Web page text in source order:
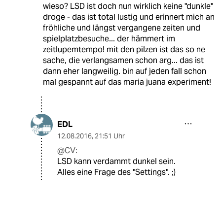
wieso? LSD ist doch nun wirklich keine "dunkle"
droge - das ist total lustig und erinnert mich an
fröhliche und längst vergangene zeiten und
spielplatzbesuche... der hämmert im
zeitlupemtempo! mit den pilzen ist das so ne
sache, die verlangsamen schon arg... das ist
dann eher langweilig. bin auf jeden fall schon
mal gespannt auf das maria juana experiment!
EDL
12.08.2016, 21:51 Uhr
@CV:
LSD kann verdammt dunkel sein.
Alles eine Frage des "Settings". ;)